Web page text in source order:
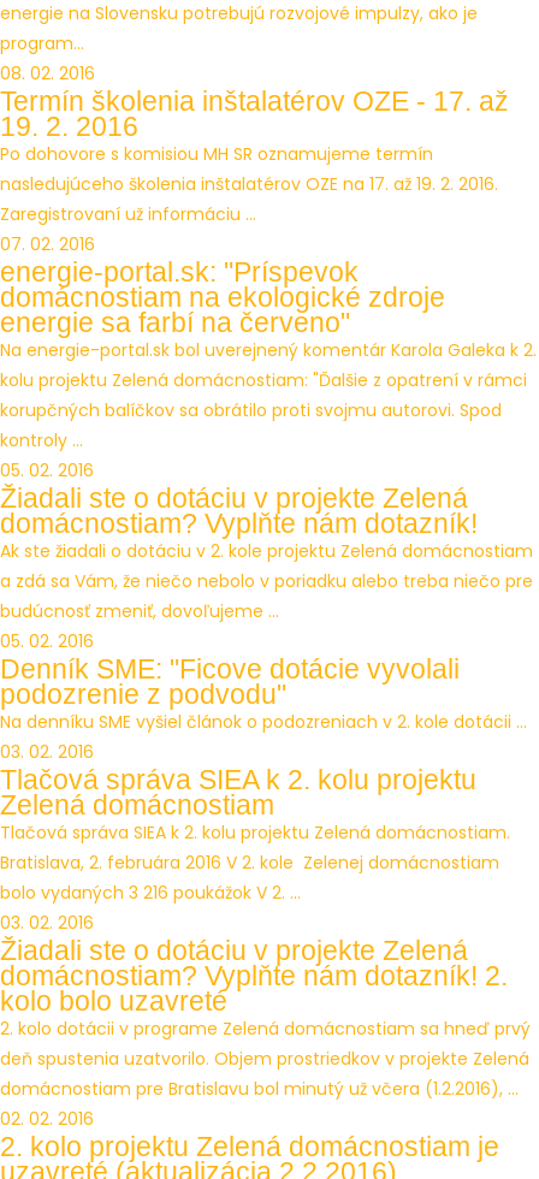
energie na Slovensku potrebujú rozvojové impulzy, ako je
program...
08. 02. 2016
Termín školenia inštalatérov OZE - 17. až
19. 2. 2016
Po dohovore s komisiou MH SR oznamujeme termín
nasledujúceho školenia inštalatérov OZE na 17. až 19. 2. 2016.
Zaregistrovaní už informáciu ...
07. 02. 2016
energie-portal.sk: "Príspevok
domácnostiam na ekologické zdroje
energie sa farbí na červeno"
Na energie-portal.sk bol uverejnený komentár Karola Galeka k 2.
kolu projektu Zelená domácnostiam: "Ďalšie z opatrení v rámci
korupčných balíčkov sa obrátilo proti svojmu autorovi. Spod
kontroly ...
05. 02. 2016
Žiadali ste o dotáciu v projekte Zelená
domácnostiam? Vyplňte nám dotazník!
Ak ste žiadali o dotáciu v 2. kole projektu Zelená domácnostiam
a zdá sa Vám, že niečo nebolo v poriadku alebo treba niečo pre
budúcnosť zmeniť, dovoľujeme ...
05. 02. 2016
Denník SME: "Ficove dotácie vyvolali
podozrenie z podvodu"
Na denníku SME vyšiel článok o podozreniach v 2. kole dotácii ...
03. 02. 2016
Tlačová správa SIEA k 2. kolu projektu
Zelená domácnostiam
Tlačová správa SIEA k 2. kolu projektu Zelená domácnostiam.
Bratislava, 2. februára 2016 V 2. kole Zelenej domácnostiam
bolo vydaných 3 216 poukážok V 2. ...
03. 02. 2016
Žiadali ste o dotáciu v projekte Zelená
domácnostiam? Vyplňte nám dotazník! 2.
kolo bolo uzavreté
2. kolo dotácii v programe Zelená domácnostiam sa hneď prvý
deň spustenia uzatvorilo. Objem prostriedkov v projekte Zelená
domácnostiam pre Bratislavu bol minutý už včera (1.2.2016), ...
02. 02. 2016
2. kolo projektu Zelená domácnostiam je
uzavreté (aktualizácia 2.2.2016)